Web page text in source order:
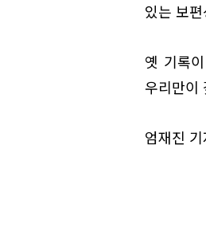
있는 보
옛 기록
우리만
엄재진